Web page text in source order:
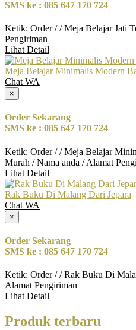
SMS ke : 085 647 170 724
Ketik: Order / / Meja Belajar Jati
Pengiriman
Lihat Detail
Meja Belajar Minimalis Modern
Chat WA
×
Order Sekarang
SMS ke : 085 647 170 724
Ketik: Order / / Meja Belajar
Murah / Nama anda / Alamat
Lihat Detail
Rak Buku Di Malang Dari Jepara
Chat WA
×
Order Sekarang
SMS ke : 085 647 170 724
Ketik: Order / / Rak Buku Di
Alamat Pengiriman
Lihat Detail
Produk terbaru